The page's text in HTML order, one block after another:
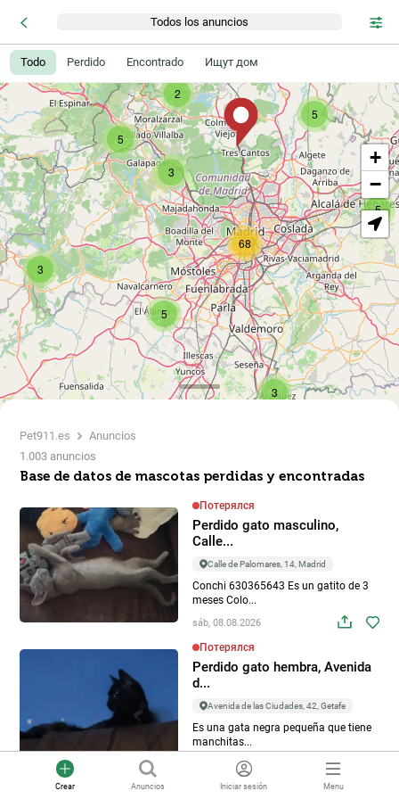
Crear Anuncios Iniciar sesión Menu
Todos los anuncios
Todo Perdido Encontrado Ищут дом
Pet911.es
Anuncios
1.003 anuncios
Base de datos de mascotas perdidas y encontradas
Потерялся
Perdido gato masculino,
Calle...
Calle de Palomares, 14, Madrid
Conchi 630365643 Es un gatito de 3
meses Colo...
sáb, 08.08.2026
Потерялся
Perdido gato hembra, Avenida
d...
Avenida de las Ciudades, 42, Getafe
Es una gata negra pequeña que tiene
manchitas...
jue, 06.08.2026
Нашёлся
5
3
2
5
3
5
5
3
68
+
−